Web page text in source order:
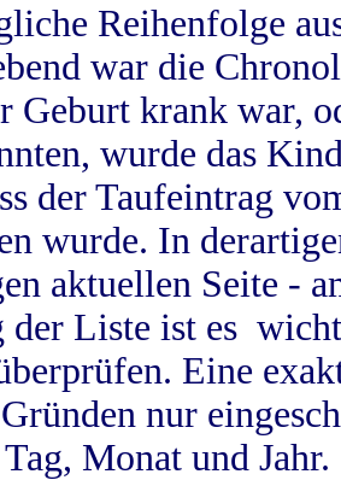
Reihenfolge
war die
Geburt krank war,
wurde das
der Taufeintrag
wurde. In
aktuellen Seite -
der Liste ist es
Eine
nur
Monat und Jahr.